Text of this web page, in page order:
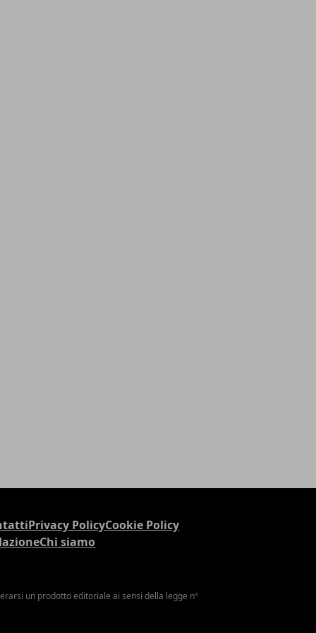
Privacy PolicyCookie Policy
Chi siamo
un prodotto editoriale ai sensi della legge n°